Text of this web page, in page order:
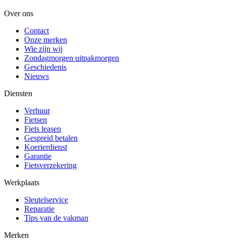
Over ons
Contact
Onze merken
Wie zijn wij
Zondagmorgen uitpakmorgen
Geschiedenis
Nieuws
Diensten
Verhuur
Fietsen
Fiets leasen
Gespreid betalen
Koerierdienst
Garantie
Fietsverzekering
Werkplaats
Sleutelservice
Reparatie
Tips van de vakman
Merken